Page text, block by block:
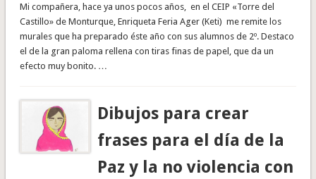
Mi compañera, hace ya unos pocos años, en el CEIP «Torre del
Castillo» de Monturque, Enriqueta Feria Ager (Keti) me remite los
murales que ha preparado éste año con sus alumnos de 2º. Destaco
el de la gran paloma rellena con tiras finas de papel, que da un
efecto muy bonito. …
Dibujos para crear
frases para el día de la
Paz y la no violencia con